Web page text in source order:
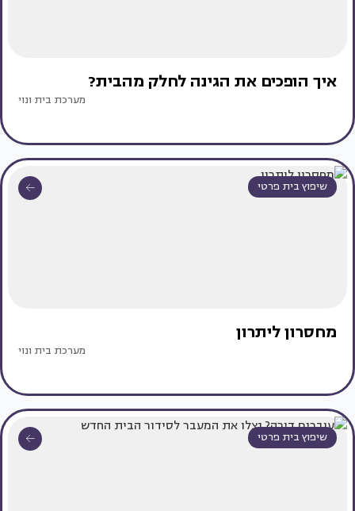
איך הופכים את הגינה לחלק מהבית?
מערכת בית ונוי
שיפוץ בית פרטי
מחסרון ליתרון
מערכת בית ונוי
שיפוץ בית פרטי